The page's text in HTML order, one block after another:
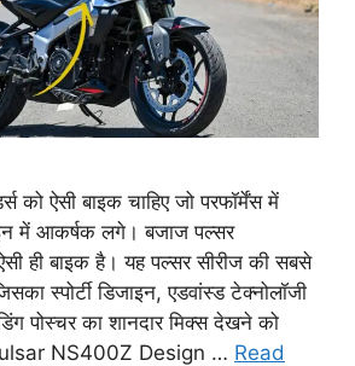
ऐसी बाइक चाहिए जो परफॉर्मेंस में
में आकर्षक लगे। बजाज पल्सर
ही बाइक है। यह पल्सर सीरीज की सबसे
स्पोर्टी डिजाइन, एडवांस्ड टेक्नोलॉजी
पोस्चर का शानदार मिक्स देखने को
NS400Z Design … Read